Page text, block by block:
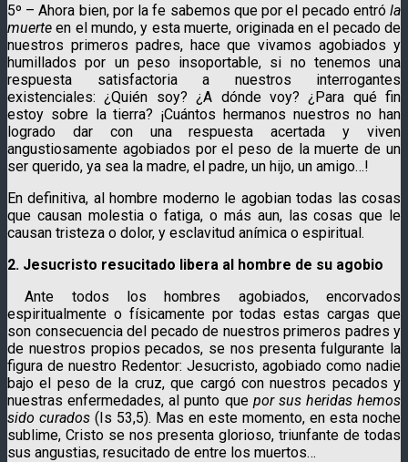
5º – Ahora bien, por la fe sabemos que por el pecado entró la
muerte en el mundo, y esta muerte, originada en el pecado de
nuestros primeros padres, hace que vivamos agobiados y
humillados por un peso insoportable, si no tenemos una
respuesta satisfactoria a nuestros interrogantes
existenciales: ¿Quién soy? ¿A dónde voy? ¿Para qué fin
estoy sobre la tierra? ¡Cuántos hermanos nuestros no han
logrado dar con una respuesta acertada y viven
angustiosamente agobiados por el peso de la muerte de un
ser querido, ya sea la madre, el padre, un hijo, un amigo…!
En definitiva, al hombre moderno le agobian todas las cosas
que causan molestia o fatiga, o más aun, las cosas que le
causan tristeza o dolor, y esclavitud anímica o espiritual.
2. Jesucristo resucitado libera al hombre de su agobio
Ante todos los hombres agobiados, encorvados
espiritualmente o físicamente por todas estas cargas que
son consecuencia del pecado de nuestros primeros padres y
de nuestros propios pecados, se nos presenta fulgurante la
figura de nuestro Redentor: Jesucristo, agobiado como nadie
bajo el peso de la cruz, que cargó con nuestros pecados y
nuestras enfermedades, al punto que por sus heridas hemos
sido curados (Is 53,5). Mas en este momento, en esta noche
sublime, Cristo se nos presenta glorioso, triunfante de todas
sus angustias, resucitado de entre los muertos…